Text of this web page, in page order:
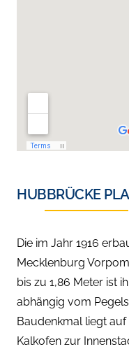
HUBBRÜCKE
Die im Jahr 1916
Mecklenburg
bis zu 1,86 Meter ist
abhängig vom
Baudenkmal liegt
Kalkofen zur